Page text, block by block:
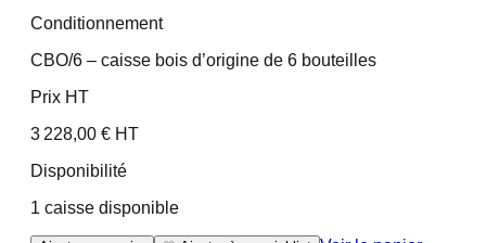
Conditionnement
CBO/6 – caisse bois d’origine de 6 bouteilles
Prix HT
3 228,00 € HT
Disponibilité
1 caisse disponible